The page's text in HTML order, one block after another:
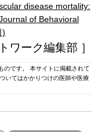
disease mortality:
of Behavioral
)
ワーク編集部 ］
のです。 本サイトに掲載されて
いてはかかりつけの医師や医療